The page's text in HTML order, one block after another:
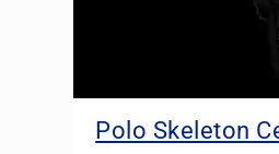
Polo Skeleton